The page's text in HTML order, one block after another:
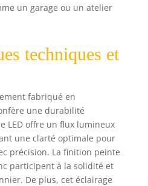
environnement
optiquement
transmission, et
l'effet
imperméable sera
meilleur. Couleur :
blanc
un garage ou un atelier
techniques et
fabriqué en
une durabilité
LED offre un flux lumineux
une clarté optimale pour
précision. La finition peinte
participent à la solidité et
De plus, cet éclairage